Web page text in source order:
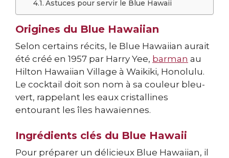
Astuces pour servir le Blue Hawaii
Origines du Blue Hawaiian
Selon certains récits, le Blue Hawaiian aurait
été créé en 1957 par Harry Yee, barman au
Hilton Hawaiian Village à Waikiki, Honolulu.
Le cocktail doit son nom à sa couleur bleu-
vert, rappelant les eaux cristallines
entourant les îles hawaïennes.
Ingrédients clés du Blue Hawaii
Pour préparer un délicieux Blue Hawaiian, il